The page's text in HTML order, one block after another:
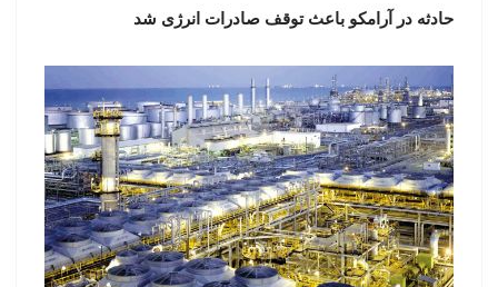
حادثه در آرامکو باعث توقف صادرات انرژی شد